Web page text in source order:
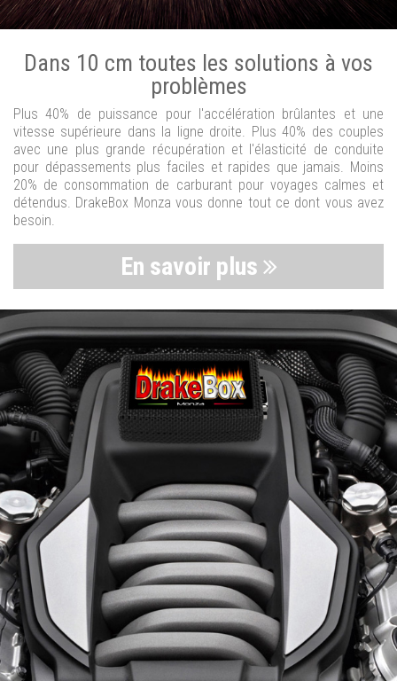
Dans 10 cm toutes les solutions à vos
problèmes
Plus 40% de puissance pour l'accélération brûlantes et une
vitesse supérieure dans la ligne droite. Plus 40% des couples
avec une plus grande récupération et l'élasticité de conduite
pour dépassements plus faciles et rapides que jamais. Moins
20% de consommation de carburant pour voyages calmes et
détendus. DrakeBox Monza vous donne tout ce dont vous avez
besoin.
En savoir plus